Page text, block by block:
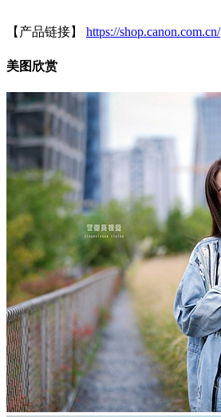
【产品链接】 https://shop.canon.com.cn/
美图欣赏